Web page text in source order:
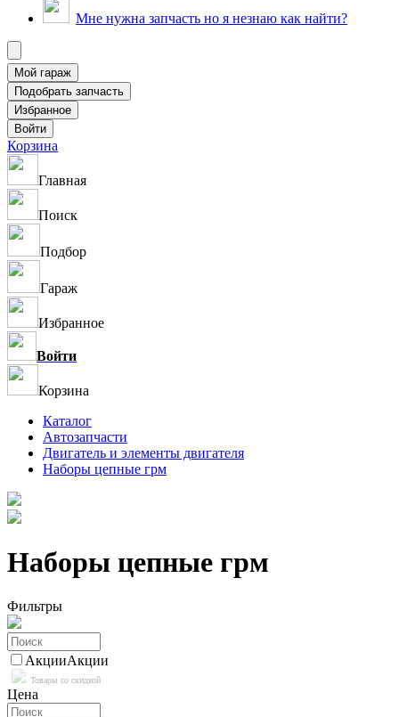
Мне нужна запчасть но я незнаю как найти?
Корзина
Главная
Поиск
Подбор
Гараж
Избранное
Войти
Корзина
Каталог
Автозапчасти
Двигатель и элементы двигателя
Наборы цепные грм
Наборы цепные грм
Фильтры
АкцииАкции
Товары со скидкой
Цена